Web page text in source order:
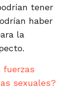
tener
haber
la
fuerzas
sexuales?